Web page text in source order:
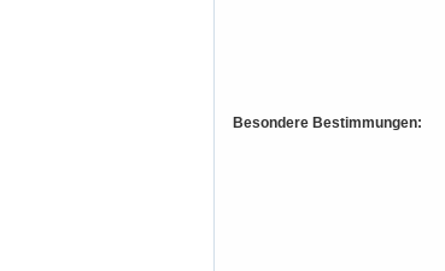
Besondere Bestimmungen: